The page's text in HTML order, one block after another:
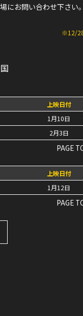
にお問い合わせ下さい
※12/
上映日付
1月10日
2月3日
PAGE
上映日付
1月12日
PAGE